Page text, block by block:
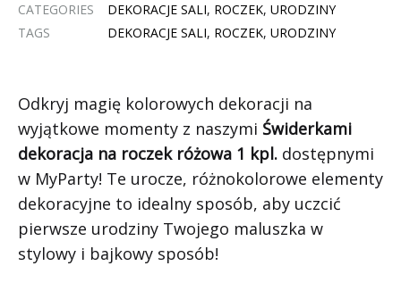
CATEGORIES DEKORACJE SALI, ROCZEK, URODZINY
TAGS
DEKORACJE SALI, ROCZEK, URODZINY
Odkryj magię kolorowych dekoracji na
wyjątkowe momenty z naszymi Świderkami
dekoracja na roczek różowa 1 kpl. dostępnymi
w MyParty! Te urocze, różnokolorowe elementy
dekoracyjne to idealny sposób, aby uczcić
pierwsze urodziny Twojego maluszka w
stylowy i bajkowy sposób!